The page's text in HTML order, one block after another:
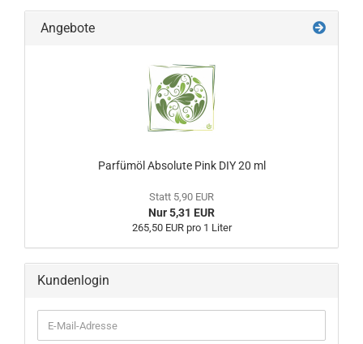
Angebote
Parfümöl Absolute Pink DIY 20 ml
Statt 5,90 EUR
Nur 5,31 EUR
265,50 EUR pro 1 Liter
Kundenlogin